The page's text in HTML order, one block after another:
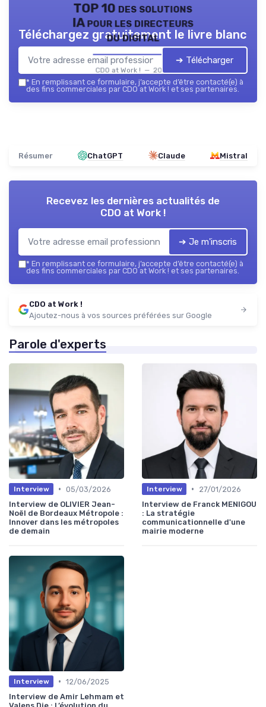
TOP 10 des solutions
IA pour les directeurs
du digital
CDO at Work ! — 2026
Téléchargez gratuitement le livre blanc
➔ Télécharger
* En remplissant ce formulaire, j’accepte d’être contacté(e) à
des fins commerciales par CDO at Work ! et ses partenaires.
Résumer ChatGPT Claude Mistral
Recevez les dernières actualités de
CDO at Work !
➔ Je m'inscris
* En remplissant ce formulaire, j’accepte d’être contacté(e) à
des fins commerciales par CDO at Work ! et ses partenaires.
CDO at Work !
Ajoutez-nous à vos sources préférées sur Google
Parole d'experts
Interview • 05/03/2026
Interview de OLIVIER Jean-
Noël de Bordeaux Métropole :
Innover dans les métropoles
de demain
Interview •
27/01/2026
Interview de Franck MENIGOU
: La stratégie
communicationnelle d'une
mairie moderne
Interview • 12/06/2025
Interview de Amir Lehmam et